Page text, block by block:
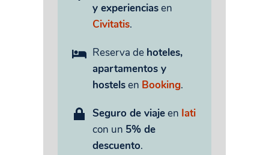
y experienciasen
Civitatis.
Reserva de hoteles,
apartamentos y
hostelsen Booking.
Seguro de viajeen Iati
con un 5% de
descuento.